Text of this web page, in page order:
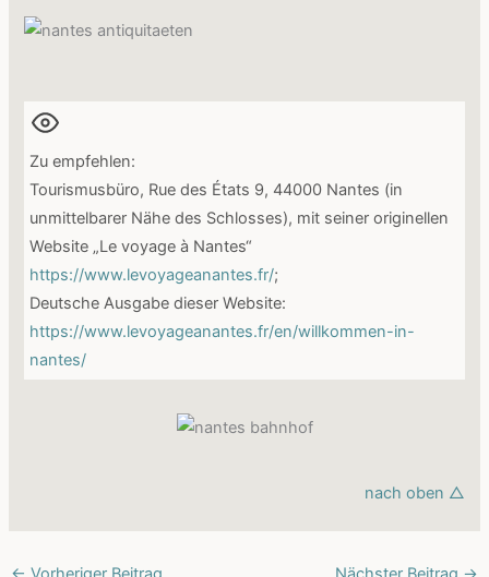
Zu empfehlen:
Tourismusbüro, Rue des États 9, 44000 Nantes (in
unmittelbarer Nähe des Schlosses), mit seiner originellen
Website „Le voyage à Nantes“
https://www.levoyageanantes.fr/;
Deutsche Ausgabe dieser Website:
https://www.levoyageanantes.fr/en/willkommen-in-
nantes/
nach oben △